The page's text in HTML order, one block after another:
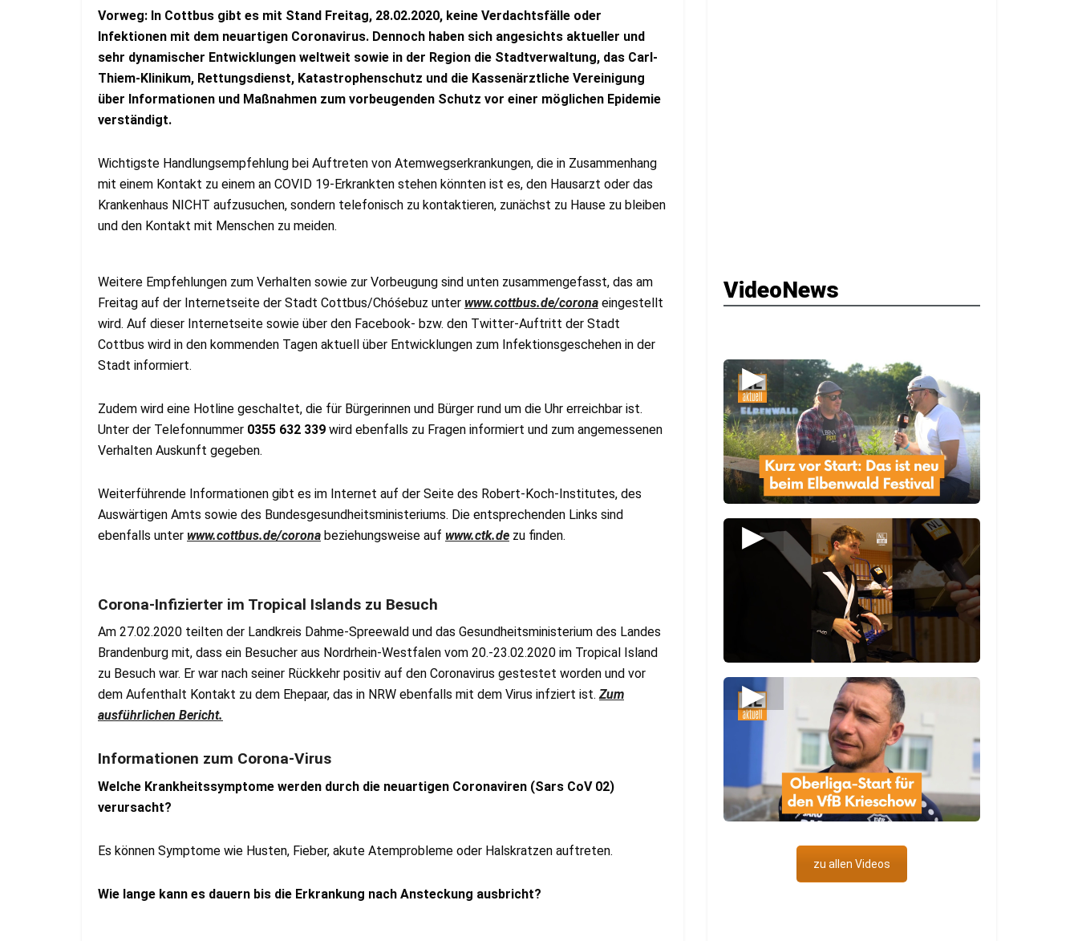
Vorweg: In Cottbus gibt es mit Stand Freitag, 28.02.2020, keine Verdachtsfälle oder
Infektionen mit dem neuartigen Coronavirus. Dennoch haben sich angesichts aktueller und
sehr dynamischer Entwicklungen weltweit sowie in der Region die Stadtverwaltung, das Carl-
Thiem-Klinikum, Rettungsdienst, Katastrophenschutz und die Kassenärztliche Vereinigung
über Informationen und Maßnahmen zum vorbeugenden Schutz vor einer möglichen Epidemie
verständigt.
Wichtigste Handlungsempfehlung bei Auftreten von Atemwegserkrankungen, die in Zusammenhang
mit einem Kontakt zu einem an COVID 19-Erkrankten stehen könnten ist es, den Hausarzt oder das
Krankenhaus NICHT aufzusuchen, sondern telefonisch zu kontaktieren, zunächst zu Hause zu bleiben
und den Kontakt mit Menschen zu meiden.
Weitere Empfehlungen zum Verhalten sowie zur Vorbeugung sind unten zusammengefasst, das am
Freitag auf der Internetseite der Stadt Cottbus/Chóśebuz unter www.cottbus.de/corona eingestellt
wird. Auf dieser Internetseite sowie über den Facebook- bzw. den Twitter-Auftritt der Stadt
Cottbus wird in den kommenden Tagen aktuell über Entwicklungen zum Infektionsgeschehen in der
Stadt informiert.
Zudem wird eine Hotline geschaltet, die für Bürgerinnen und Bürger rund um die Uhr erreichbar ist.
Unter der Telefonnummer 0355 632 339 wird ebenfalls zu Fragen informiert und zum angemessenen
Verhalten Auskunft gegeben.
Weiterführende Informationen gibt es im Internet auf der Seite des Robert-Koch-Institutes, des
Auswärtigen Amts sowie des Bundesgesundheitsministeriums. Die entsprechenden Links sind
ebenfalls unter www.cottbus.de/corona beziehungsweise auf www.ctk.de zu finden.
Corona-Infizierter im Tropical Islands zu Besuch
Am 27.02.2020 teilten der Landkreis Dahme-Spreewald und das Gesundheitsministerium des Landes
Brandenburg mit, dass ein Besucher aus Nordrhein-Westfalen vom 20.-23.02.2020 im Tropical Island
zu Besuch war. Er war nach seiner Rückkehr positiv auf den Coronavirus gestestet worden und vor
dem Aufenthalt Kontakt zu dem Ehepaar, das in NRW ebenfalls mit dem Virus infziert ist.Zum
ausführlichen Bericht.
Informationen zum Corona-Virus
Welche Krankheitssymptome werden durch die neuartigen Coronaviren (Sars CoV 02)
verursacht?
Es können Symptome wie Husten, Fieber, akute Atemprobleme oder Halskratzen auftreten.
Wie lange kann es dauern bis die Erkrankung nach Ansteckung ausbricht?
VideoNews
▶
▶
▶
zu allen Videos